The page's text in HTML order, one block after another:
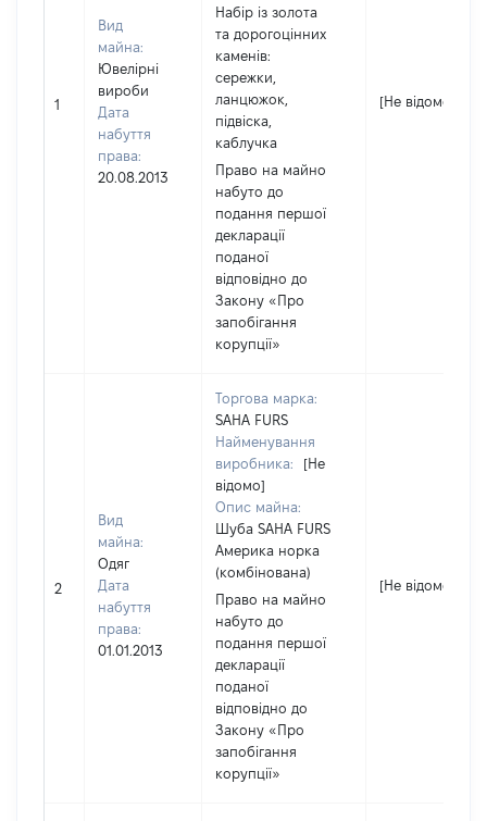
1
Вид
майна:
Ювелірні
вироби
Дата
набуття
права:
20.08.2013
Набір із золота
та дорогоцінних
каменів:
сережки,
ланцюжок,
підвіска,
каблучка
Право на майно
набуто до
подання першої
декларації
поданої
відповідно до
Закону «Про
запобігання
корупції»
[Не відомо]
2
Вид
майна:
Одяг
Дата
набуття
права:
01.01.2013
Торгова марка:
SAHA FURS
Найменування
виробника:
[Не
відомо]
Опис майна:
Шуба SAHA FURS
Америка норка
(комбінована)
Право на майно
набуто до
подання першої
декларації
поданої
відповідно до
Закону «Про
запобігання
корупції»
[Не відомо]